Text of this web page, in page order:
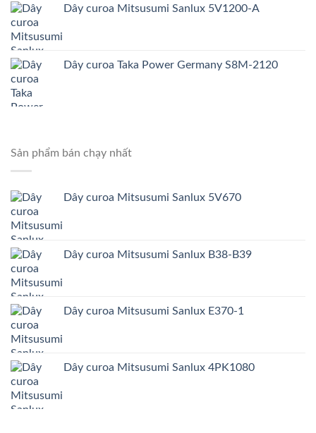
Dây curoa Mitsusumi Sanlux 5V1200-A
Dây curoa Taka Power Germany S8M-2120
Sản phẩm bán chạy nhất
Dây curoa Mitsusumi Sanlux 5V670
Dây curoa Mitsusumi Sanlux B38-B39
Dây curoa Mitsusumi Sanlux E370-1
Dây curoa Mitsusumi Sanlux 4PK1080